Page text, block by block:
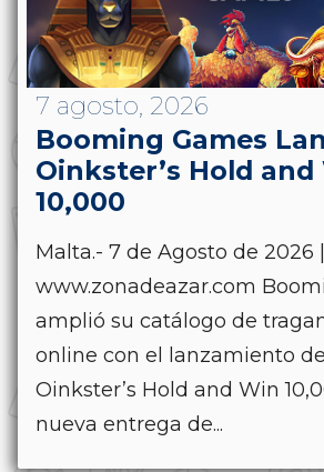
7 agosto, 2026
Booming Games
Oinkster’s Hold and
10,000
Malta.- 7 de Agosto de 2026 |
www.zonadeazar.com
amplió su catálogo de
online con el lanzamiento
Oinkster’s Hold and Win
nueva entrega de...